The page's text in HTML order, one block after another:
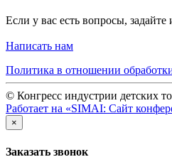
Если у вас есть вопросы,
Написать нам
Политика в отношении
© Конгресс индустрии детских
Работает на «SIMAI: Сайт
×
Заказать звонок